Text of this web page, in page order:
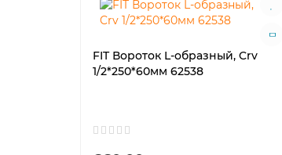
FIT Вороток L-образный, Crv
1/2*250*60мм 62538